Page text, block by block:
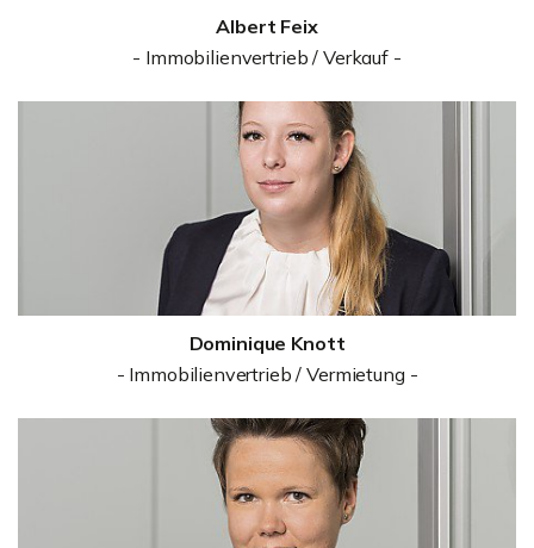
Albert Feix
- Immobilienvertrieb / Verkauf -
Dominique Knott
- Immobilienvertrieb / Vermietung -